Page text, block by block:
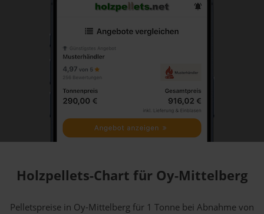
Holzpellets-Chart für Oy-Mittelberg
Pelletspreise in Oy-Mittelberg für 1 Tonne bei Abnahmevon